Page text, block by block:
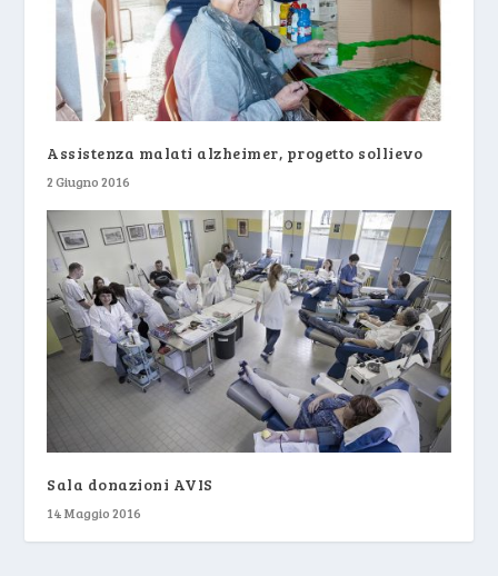
Assistenza malati alzheimer, progetto sollievo
2 Giugno 2016
Sala donazioni AVIS
14 Maggio 2016